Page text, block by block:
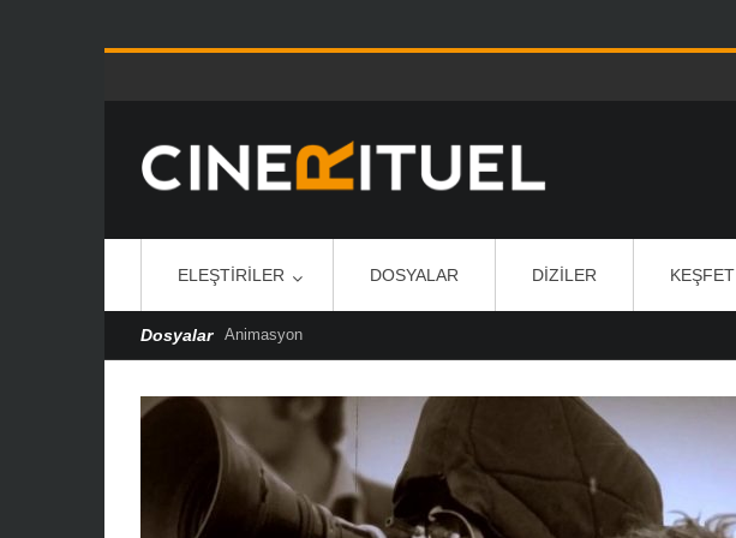
ELEŞTIRILER DOSYALAR DIZILER KEŞFET
Dosyalar Cannes Özel Dosya